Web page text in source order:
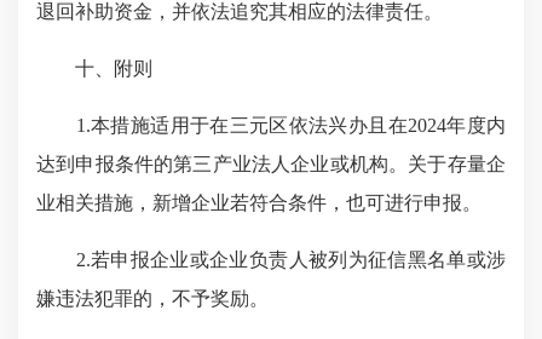
退回补助资金，并依法追究其相应的法律责任。
十、附则
1.本措施适用于在三元区依法兴办且在2024年度内
达到申报条件的第三产业法人企业或机构。关于存量企
业相关措施，新增企业若符合条件，也可进行申报。
2.若申报企业或企业负责人被列为征信黑名单或涉
嫌违法犯罪的，不予奖励。